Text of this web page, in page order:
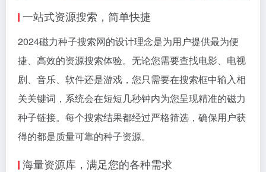
一站式资源搜索，简单快捷
2024磁力种子搜索网的设计理念是为用户提供最为便
捷、高效的资源搜索体验。无论您需要查找电影、电视
剧、音乐、软件还是游戏，您只需要在搜索框中输入相
关关键词，系统会在短短几秒钟内为您呈现精准的磁力
种子链接。每个搜索结果都经过严格筛选，确保用户获
得的都是质量可靠的种子资源。
海量资源库，满足您的各种需求